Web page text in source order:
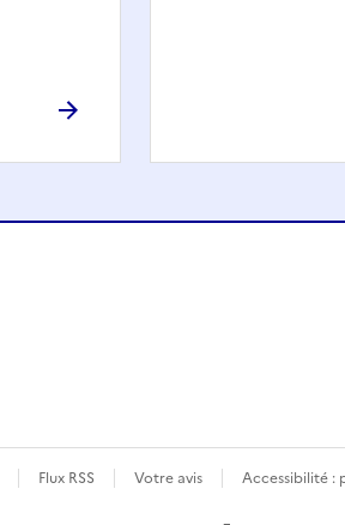
Flux RSS Votre avis Accessibilité :